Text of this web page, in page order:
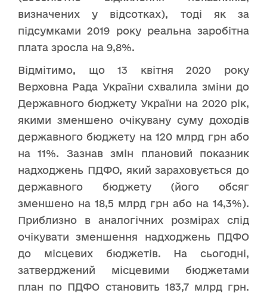
визначених у відсотках), тоді як за
підсумками 2019 року реальна заробітна
плата зросла на 9,8%.
Відмітимо, що 13 квітня 2020 року
Верховна Рада України схвалила зміни до
Державного бюджету України на 2020 рік,
якими зменшено очікувану суму доходів
державного бюджету на 120 млрд грн або
на 11%. Зазнав змін плановий показник
надходжень ПДФО, який зараховується до
державного бюджету (його обсяг
зменшено на 18,5 млрд грн або на 14,3%).
Приблизно в аналогічних розмірах слід
очікувати зменшення надходжень ПДФО
до місцевих бюджетів. На сьогодні,
затверджений місцевими бюджетами
план по ПДФО становить 183,7 млрд грн.